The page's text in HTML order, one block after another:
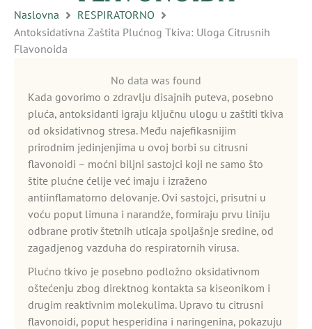
Naslovna
RESPIRATORNO
Antoksidativna Zaštita Plućnog Tkiva: Uloga Citrusnih
Flavonoida
No data was found
Kada govorimo o zdravlju disajnih puteva, posebno
pluća, antoksidanti igraju ključnu ulogu u zaštiti tkiva
od oksidativnog stresa. Među najefikasnijim
prirodnim jedinjenjima u ovoj borbi su citrusni
flavonoidi – moćni biljni sastojci koji ne samo što
štite plućne ćelije već imaju i izraženo
antiinflamatorno delovanje. Ovi sastojci, prisutni u
voću poput limuna i narandže, formiraju prvu liniju
odbrane protiv štetnih uticaja spoljašnje sredine, od
zagadjenog vazduha do respiratornih virusa.
Plućno tkivo je posebno podložno oksidativnom
oštećenju zbog direktnog kontakta sa kiseonikom i
drugim reaktivnim molekulima. Upravo tu citrusni
flavonoidi, poput hesperidina i naringenina, pokazuju